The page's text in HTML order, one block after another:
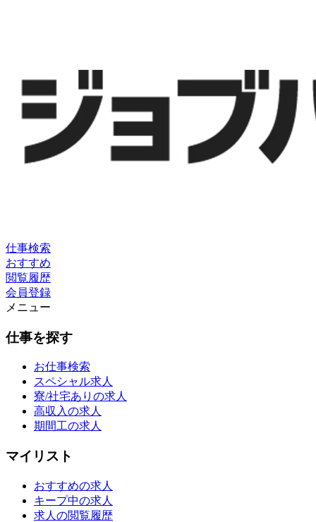
仕事検索
おすすめ
閲覧履歴
会員登録
メニュー
仕事を探す
お仕事検索
スペシャル求人
寮/社宅ありの求人
高収入の求人
期間工の求人
マイリスト
おすすめの求人
キープ中の求人
求人の閲覧履歴